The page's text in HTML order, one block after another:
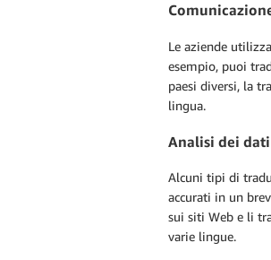
Le aziende
esempio, puoi
paesi diversi, la
lingua.
Analisi dei dati
Alcuni tipi di
accurati in un
sui siti Web e li
varie lingue.